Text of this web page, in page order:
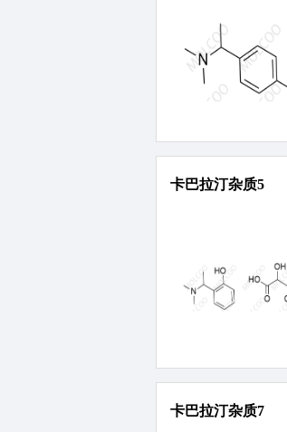
卡巴拉汀杂质5
卡巴拉汀杂质7